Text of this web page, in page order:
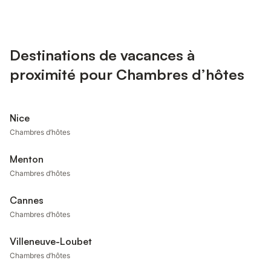
Destinations de vacances à
proximité pour Chambres d’hôtes
Nice
Chambres d’hôtes
Menton
Chambres d’hôtes
Cannes
Chambres d’hôtes
Villeneuve-Loubet
Chambres d’hôtes